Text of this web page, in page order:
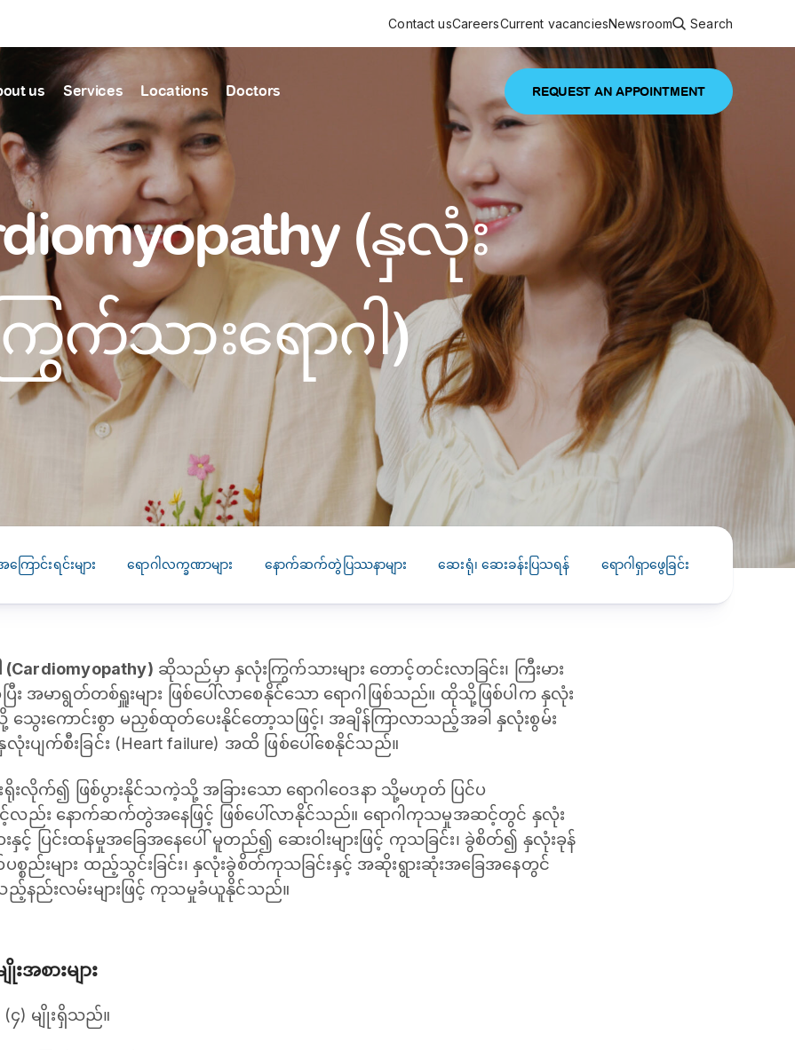
Find Health articles by first letter
C D E F I
L
M N O P Q R S T U
V
W
X Y Z #
Or search by keyword
ALL ARTICLES
SEARCH
Featured article
DISEASES AND CONDITIONS
22 APR 2026
Melioidosis (မယ်လီယွိုက်ဒိုး
လီယွိုက်ဒိုးဆစ် ပြင်းထန်
us
News & Announcements
PRESS RELEASE
16 JAN 2026
CLL HEALTH
Strengthens
Myanmar Through
Phyu Laboratory and
Yangon, Myanmar, 8
January 2026 — CLL
HEALTH is pleased to
announce the...
PRESS RELEASE
29 AUG 2024
CLL HEALTH unveils
Shin Saw Pu Clinic in
Yangon, advancing
primary care
services
HEALTH is delighted to
announce the...
Services
being
screening
care
Our featured services
Trusted care for every stage of life
Primary care
Comprehensive and continuing health care from prenatal
to elderly stages, coordinating with specialists as
needed
Locations
being
Dedicated to providing comprehensive interdisciplinary
healthcare services
Shin Saw Pu Clinic
A Top-Tier Primary Care Facility Inaugurated in Yangon for
Local and Expatriate Families
Doctors REQUEST AN APPOINTMENT
Contact usCareersCurrent vacanciesNewsroom Search
(နှလုံး
ကြွက်သားရောဂါ)
ြောင်းရင်းများ ရောဂါလက္ခဏာများ နောက်ဆက်တွဲပြဿနာများ ‌ဆေးရုံ၊ ဆေးခန်းပြသရန် ရောဂါရှာဖွေခြင်း
ဆိုသည်မှာ နှလုံးကြွက်သားများ တောင့်တင်းလာခြင်း၊ ကြီးမား
အမာရွတ်တစ်ရှူးများ ဖြစ်ပေါ်လာစေနိုင်သော ရောဂါဖြစ်သည်။ ထိုသို့ဖြစ်ပါက နှလုံး
ေးကောင်းစွာ မညှစ်ထုတ်ပေးနိုင်တော့သဖြင့်၊ အချိန်ကြာလာသည့်အခါ နှလုံးစွမ်း
းပျက်စီးခြင်း (Heart failure) အထိ ဖြစ်ပေါ်စေနိုင်သည်။
လိုက်၍ ဖြစ်ပွားနိုင်သကဲ့သို့ အခြားသော ရောဂါဝေဒနာ သို့မဟုတ် ပြင်ပ
င့်လည်း နောက်ဆက်တွဲအနေဖြင့် ဖြစ်ပေါ်လာနိုင်သည်။ ရောဂါကုသမှုအဆင့်တွင် နှလုံး
နှင့် ပြင်းထန်မှုအခြေအနေပေါ် မူတည်၍ ဆေးဝါးများဖြင့် ကုသခြင်း၊ ခွဲစိတ်၍ နှလုံးခုန်
ည်းများ ထည့်သွင်းခြင်း၊ နှလုံးခွဲစိတ်ကုသခြင်းနှင့် အဆိုးရွားဆုံးအခြေအနေတွင်
ည့်နည်းလမ်းများဖြင့် ကုသမှုခံယူနိုင်သည်။
အစားများ
(၄) မျိုးရှိသည်။